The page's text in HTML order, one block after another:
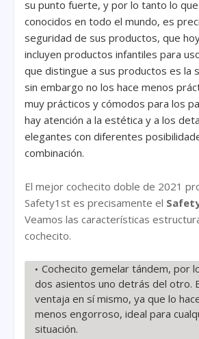
su punto fuerte, y por lo tanto lo que
conocidos en todo el mundo, es
seguridad de sus productos, que
incluyen productos infantiles para
que distingue a sus productos es la
sin embargo no los hace menos
muy prácticos y cómodos para los
hay atención a la estética y a los
elegantes con diferentes
combinación.
El mejor cochecito doble de 2021
Safety1st es precisamente el
Veamos las características
cochecito.
Cochecito gemelar tándem, por
dos asientos uno detrás del otro.
ventaja en sí mismo, ya que lo
menos engorroso, ideal para
situación.